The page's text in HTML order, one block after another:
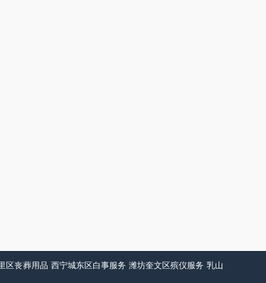
区丧葬用品 西宁城东区白事服务 潍坊奎文区殡仪服务 乳山